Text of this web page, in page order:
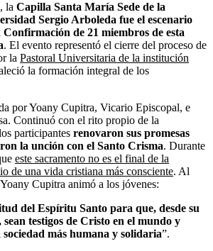
la Capilla Santa María Sede de la
Sergio Arboleda fue el escenario
Confirmación de 21 miembros de esta
. El evento representó el cierre del proceso de
la Pastoral Universitaria de la institución
la formación integral de los
por Yoany Cupitra, Vicario Episcopal, e
Continuó con el rito propio de la
participantes renovaron sus promesas
la unción con el Santo Crisma. Durante
este sacramento no es el final de la
de una vida cristiana más consciente. Al
Cupitra animó a los jóvenes:
del Espíritu Santo para que, desde su
testigos de Cristo en el mundo y
más humana y solidaria”.